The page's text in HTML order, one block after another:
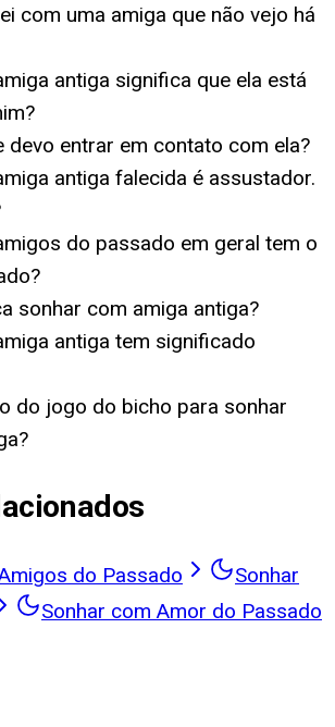
com uma amiga que não vejo há
antiga significa que ela está
devo entrar em contato com ela?
antiga falecida é assustador.
do passado em geral tem o
sonhar com amiga antiga?
antiga tem significado
do jogo do bicho para sonhar
do Passado
Sonhar
Sonhar com Amor do Passado